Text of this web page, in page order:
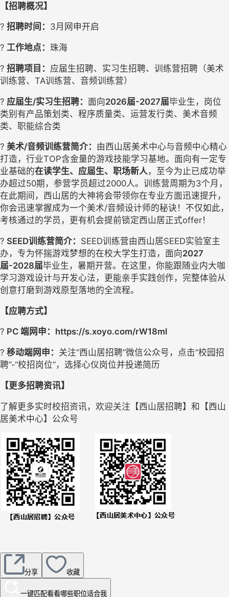
【招聘概况】
? 招聘时间： 3月网申开启
? 工作地点： 珠海
? 招聘项目： 应届生招聘、实习生招聘、训练营招聘（美术
训练营、 TA训练营、 音频训练营）
? 应届生/实习生招聘： 面向2026届-2027届毕业生，岗位
类别有产品策划类、程序质量类、运营发行类、美术音频
类、职能综合类
? 美术/音频训练营简介： 由西山居美术中心与音频中心精心
打造，行业TOP含金量的游戏技能学习基地。 面向有一定专
业基础的在读学生、应届生、职场新人， 至今为止已成功举
办超过50期，参营学员超过2000人。 训练营周期为3个月 ，
在此期间，西山居的大神将会带领你在专业方面迅速提升，
你会迅速掌握成为一个美术/音频设计师的秘诀！ 不仅如此，
考核通过的学员，更有机会提前锁定西山居正式offer！
? SEED训练营简介： SEED训练营由西山居SEED实验室主
办，专为怀揣游戏梦想的在校大学生打造， 面向2027
届-2028届毕业生， 暑期开营。在这里，你能跟随业内大咖
学习游戏设计与开发心法，更能亲手实践创作，完整体验从
创意打磨到游戏原型落地的全流程。
【应聘方式】
? PC 端网申： https://s.xoyo.com/rW18ml
? 移动端网申： 关注“西山居招聘”微信公众号，点击“校园招
聘”-“校招岗位”，选择心仪岗位并投递简历
【更多招聘资讯】
了解更多实时校招资讯，欢迎关注【西山居招聘】 和【西山
居美术中心】 公众号
分享 收藏
一键匹配看看哪些职位适合我